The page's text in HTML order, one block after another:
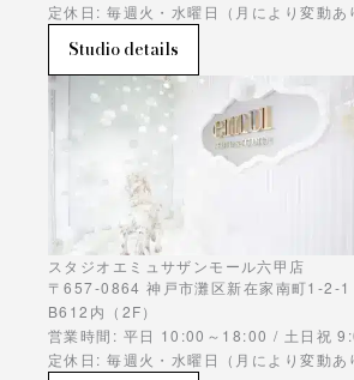
定休日: 毎週火・水曜日（月により変動あ
Studio details
スタジオエミュサザンモール六甲店
〒657-0864 神戸市灘区新在家南町1-2-1
B612内（2F）
営業時間: 平日 10:00～18:00 / 土日祝
定休日: 毎週火・水曜日（月により変動あ